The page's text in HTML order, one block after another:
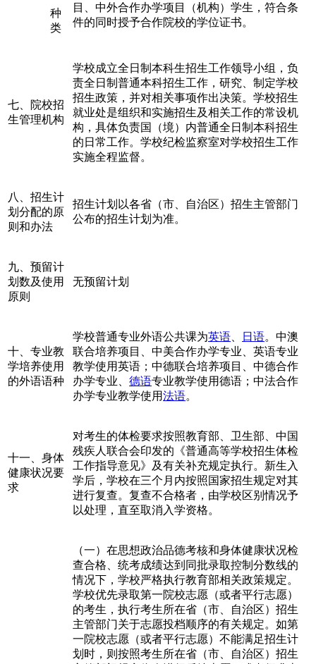
种
类
目、中外合作办学项目（机构）学生，符合条
件的同时授予合作院校的学位证书。
七、院校招
生管理机构
学校成立全日制本科生招生工作领导小组，负
责全日制普通本科招生工作，研究、制定学校
招生政策，并对相关事项作出决策。学校招生
就业处是组织和实施招生及相关工作的常设机
构，具体负责国（境）内普通全日制本科招生
的日常工作。学校纪检监察室对学校招生工作
实施全程监督。
八、招生计
划分配的原
则和办法
招生计划以各省（市、自治区）招生主管部门
公布的招生计划为准。
九、预留计
划数及使用
原则
无预留计划
十、专业教
学培养使用
的外语语种
学校普通专业外语公共课为英语 日语。中澳
联合培养项目、中美合作办学专业、英语专业
教学使用英语；中德联合培养项目、中德合作
办学专业、 德语专业教学使用德语；中法合作
办学专业教学使用法语。
十一、身体
健康状况要
求
对考生的体检要求按照教育部、卫生部、中国
残疾人联合会印发的《普通高等学校招生体检
工作指导意见》及有关补充规定执行。新生入
学后，学校在三个月内按照国家招生规定对其
进行复查。复查不合格者，由学校区别情况予
以处理，直至取消入学资格。
（一）在思想政治品德考核和身体健康状况检
查合格、统考成绩达到同批录取控制分数线的
情况下，学校严格执行教育部相关政策规定。
学校优先录取第一院校志愿（或者平行志愿）
的考生，执行考生所在省（市、自治区）招生
主管部门关于志愿投档顺序的有关规定。如第
一院校志愿（或者平行志愿）不能满足招生计
划时，则按照考生所在省（市、自治区）招生